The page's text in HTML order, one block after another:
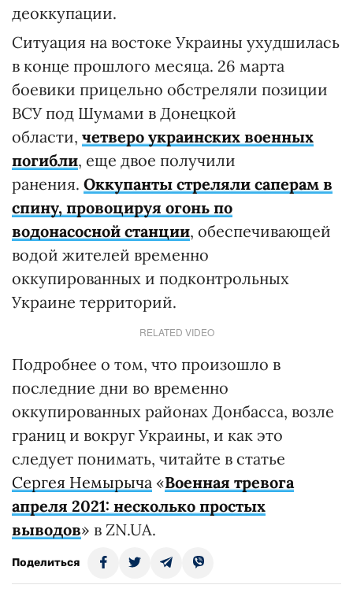
деоккупации.
Ситуация на востоке Украины ухудшилась
в конце прошлого месяца. 26 марта
боевики прицельно обстреляли позиции
ВСУ под Шумами в Донецкой
области, четверо украинских военных
погибли, еще двое получили
ранения. Оккупанты стреляли саперам в
спину, провоцируя огонь по
водонасосной станции, обеспечивающей
водой жителей временно
оккупированных и подконтрольных
Украине территорий.
RELATED VIDEO
Подробнее о том, что произошло в
последние дни во временно
оккупированных районах Донбасса, возле
границ и вокруг Украины, и как это
следует понимать, читайте в статье
Сергея Немырыча «Военная тревога
апреля 2021: несколько простых
выводов» в ZN.UA.
Поделиться